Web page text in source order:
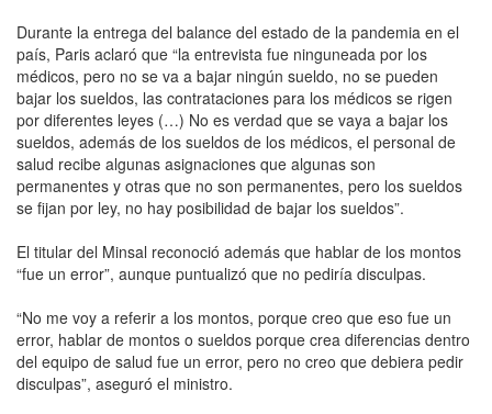
Durante la entrega del balance del estado de la pandemia en el
país, Paris aclaró que “la entrevista fue ninguneada por los
médicos, pero no se va a bajar ningún sueldo, no se pueden
bajar los sueldos, las contrataciones para los médicos se rigen
por diferentes leyes (…) No es verdad que se vaya a bajar los
sueldos, además de los sueldos de los médicos, el personal de
salud recibe algunas asignaciones que algunas son
permanentes y otras que no son permanentes, pero los sueldos
se fijan por ley, no hay posibilidad de bajar los sueldos”.
El titular del Minsal reconoció además que hablar de los montos
“fue un error”, aunque puntualizó que no pediría disculpas.
“No me voy a referir a los montos, porque creo que eso fue un
error, hablar de montos o sueldos porque crea diferencias dentro
del equipo de salud fue un error, pero no creo que debiera pedir
disculpas”, aseguró el ministro.